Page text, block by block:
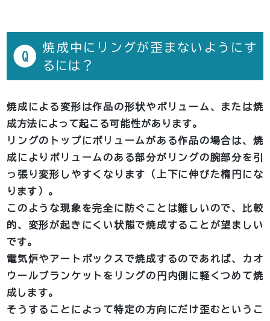
Q
焼成中にリングが歪まないようにす
るには？
焼成による変形は作品の形状やボリューム、または焼
成方法によって起こる可能性があります。
リングのトップにボリュームがある作品の場合は、焼
成によりボリュームのある部分がリングの腕部分を引
っ張り変形しやすくなります（上下に伸びた楕円にな
ります）。
このような現象を完全に防ぐことは難しいので、比較
的、変形が起きにくい状態で焼成することが望ましい
です。
電気炉やアートボックスで焼成するのであれば、カオ
ウールブランケットをリングの円内側に軽くつめて焼
成します。
そうすることによって特定の方向にだけ歪むというこ